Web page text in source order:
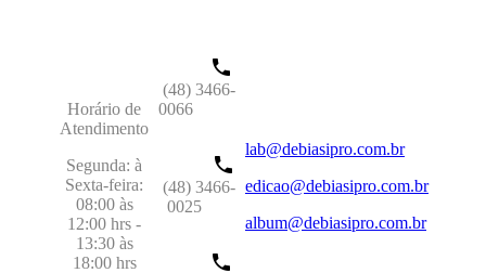
Horário de
Atendimento
Segunda: à
Sexta-feira:
08:00 às
12:00 hrs -
13:30 às
18:00 hrs
(48) 3466-
0066
(48) 3466-
0025
lab@debiasipro.com.br
edicao@debiasipro.com.br
album@debiasipro.com.br